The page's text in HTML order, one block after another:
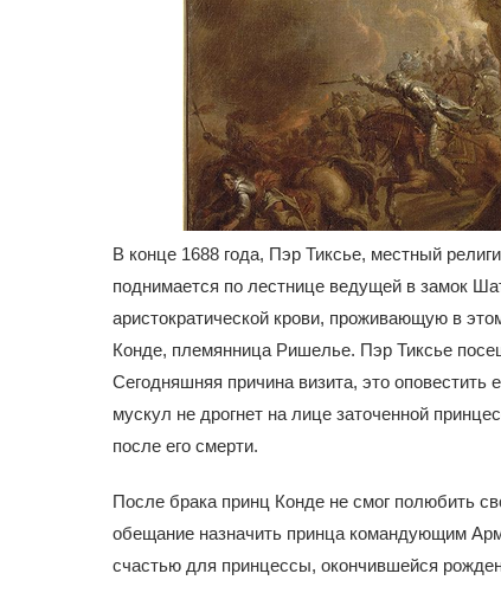
В конце 1688 года, Пэр Тиксье, местный
поднимается по лестнице ведущей в замок
аристократической крови, проживающую в
Конде, племянница Ришелье. Пэр Тиксье
Сегодняшняя причина визита, это
мускул не дрогнет на лице заточенной
после его смерти.
После брака принц Конде не смог полюбить
обещание назначить принца командующим
счастью для принцессы, окончившейся